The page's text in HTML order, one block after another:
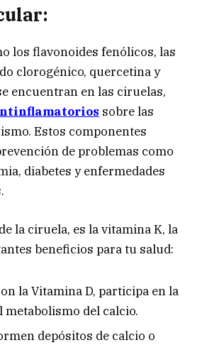
:
los flavonoides fenólicos, las
clorogénico, quercetina y
encuentran en las ciruelas,
sobre las
Estos componentes
de problemas como
diabetes y enfermedades
la ciruela, es la vitamina K, la
beneficios para tu salud:
la Vitamina D, participa en la
metabolismo del calcio.
depósitos de calcio o